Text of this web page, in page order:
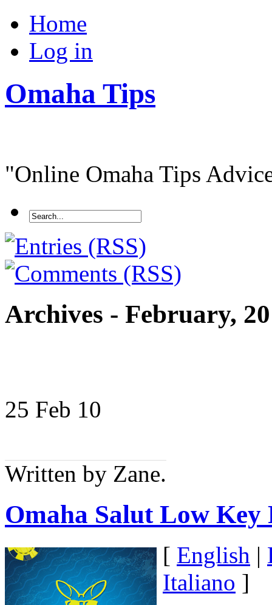
Home
Log in
Omaha Tips
"Online Omaha Tips
Archives - February,
25 Feb 10
Written by Zane.
Omaha Salut Low Key
[ English |
Italiano ]